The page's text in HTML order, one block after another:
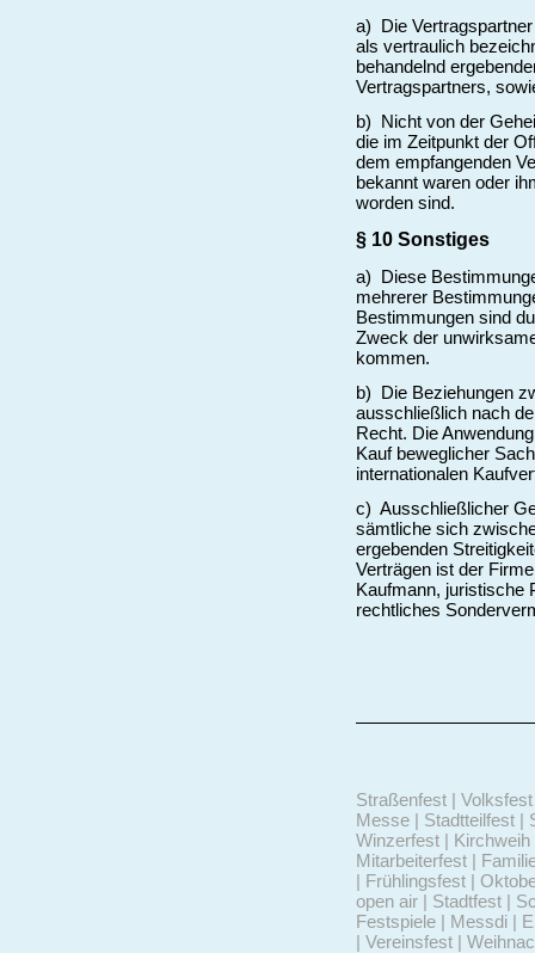
a) Die
als vertraulich
behandelnd
Vertragspartners,
b) Nicht von der
die im Zeitpunkt der
dem empfangenden
bekannt waren oder
worden sind.
§ 10 Sonstiges
a) Diese
mehrerer
Bestimmungen sind
Zweck der
kommen.
b) Die Beziehungen
ausschließlich nach
Recht. Die
Kauf beweglicher
internationalen
c) Ausschließlicher
sämtliche sich
ergebenden
Verträgen ist der
Kaufmann, juristische
rechtliches
Straßenfest |
Messe | Stadtteilfest |
Winzerfest |
Mitarbeiterfest |
| Frühlingsfest |
open air | Stadtfest |
Festspiele | Messdi |
| Vereinsfest |